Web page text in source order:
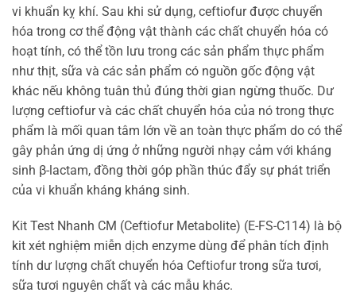
vi khuẩn kỵ khí. Sau khi sử dụng, ceftiofur được chuyển
hóa trong cơ thể động vật thành các chất chuyển hóa có
hoạt tính, có thể tồn lưu trong các sản phẩm thực phẩm
như thịt, sữa và các sản phẩm có nguồn gốc động vật
khác nếu không tuân thủ đúng thời gian ngừng thuốc. Dư
lượng ceftiofur và các chất chuyển hóa của nó trong thực
phẩm là mối quan tâm lớn về an toàn thực phẩm do có thể
gây phản ứng dị ứng ở những người nhạy cảm với kháng
sinh β-lactam, đồng thời góp phần thúc đẩy sự phát triển
của vi khuẩn kháng kháng sinh.
Kit Test Nhanh CM (Ceftiofur Metabolite) (E-FS-C114) là bộ
kit xét nghiệm miễn dịch enzyme dùng để phân tích định
tính dư lượng chất chuyển hóa Ceftiofur trong sữa tươi,
sữa tươi nguyên chất và các mẫu khác.